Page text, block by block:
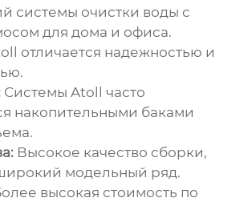
системы очистки воды с
для дома и офиса.
отличается надежностью и
Системы Atoll часто
накопительными баками
Высокое качество сборки,
модельный ряд.
высокая стоимость по